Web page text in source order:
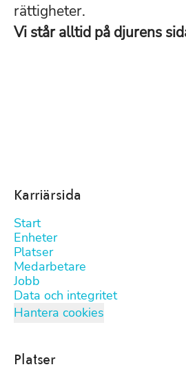
rättigheter.
Vi står alltid på djurens
Karriärsida
Start
Enheter
Platser
Medarbetare
Jobb
Data och integritet
Hantera cookies
Platser